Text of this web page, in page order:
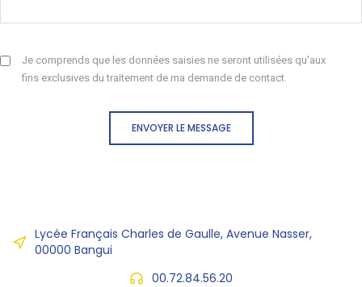
Je comprends que les données saisies ne seront utilisées qu'aux
fins exclusives du traitement de ma demande de contact.
ENVOYER LE MESSAGE
Lycée Français Charles de Gaulle, Avenue Nasser,
00000 Bangui
00.72.84.56.20